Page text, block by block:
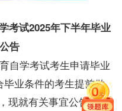
考试2025年下半年毕业
告
自学考试考生申请毕业
业条件的考生提前做
现就有关事宜公告如